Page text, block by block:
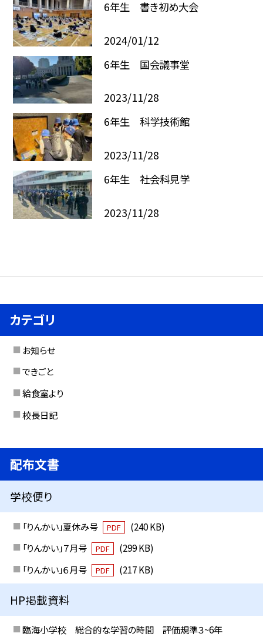
6年生 書き初め大会
2024/01/12
6年生 国会議事堂
2023/11/28
6年生 科学技術館
2023/11/28
6年生 社会科見学
2023/11/28
カテゴリ
お知らせ
できごと
給食室より
校長日記
配布文書
学校便り
「りんかい」夏休み号 PDF
(240 KB)
「りんかい」７月号
PDF
(299 KB)
「りんかい」６月号
PDF (217 KB)
HP掲載資料
臨海小学校 総合的な学習の時間 評価規準３~6年